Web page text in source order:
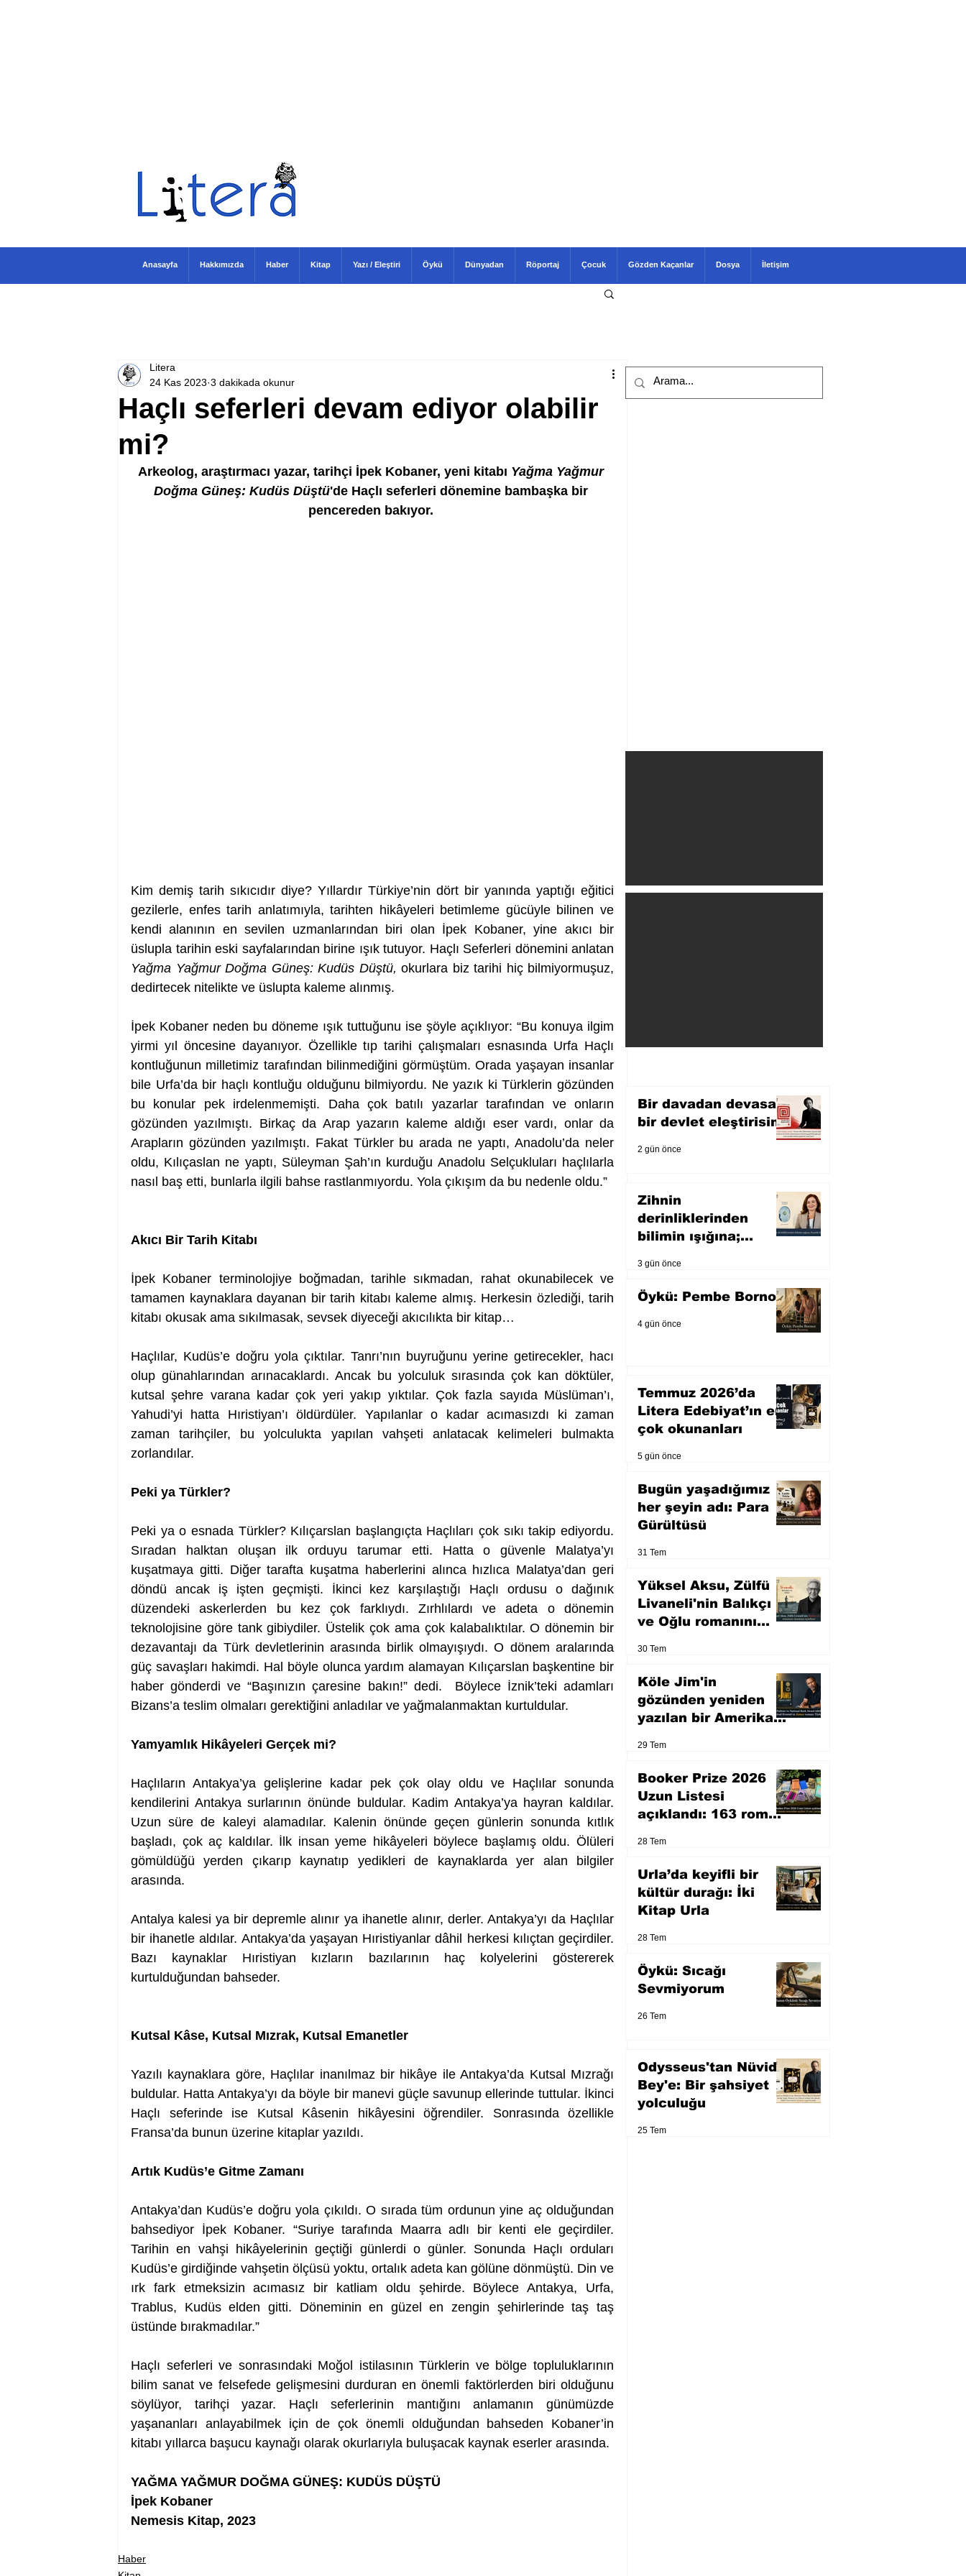
Haçlı seferleri devam ediyor olabilir
mi?
Litera
24 Kas 2023 3 dakikada okunur
Arkeolog, araştırmacı yazar, tarihçi İpek Kobaner, yeni kitabı Yağma Yağmur
Doğma Güneş: Kudüs Düştü'de Haçlı seferleri dönemine bambaşka bir
pencereden bakıyor.
Kim demiş tarih sıkıcıdır diye? Yıllardır Türkiye’nin dört bir yanında yaptığı eğitici
gezilerle, enfes tarih anlatımıyla, tarihten hikâyeleri betimleme gücüyle bilinen ve
kendi alanının en sevilen uzmanlarından biri olan İpek Kobaner, yine akıcı bir
Yağma Yağmur Doğma Güneş: Kudüs Düştü, okurlara biz tarihi hiç bilmiyormuşuz,
dedirtecek nitelikte ve üslupta kaleme alınmış.
İpek Kobaner neden bu döneme ışık tuttuğunu ise şöyle açıklıyor: “Bu konuya ilgim
yirmi yıl öncesine dayanıyor. Özellikle tıp tarihi çalışmaları esnasında Urfa Haçlı
kontluğunun milletimiz tarafından bilinmediğini görmüştüm. Orada yaşayan insanlar
bile Urfa’da bir haçlı kontluğu olduğunu bilmiyordu. Ne yazık ki Türklerin gözünden
bu konular pek irdelenmemişti. Daha çok batılı yazarlar tarafından ve onların
gözünden yazılmıştı. Birkaç da Arap yazarın kaleme aldığı eser vardı, onlar da
Arapların gözünden yazılmıştı. Fakat Türkler bu arada ne yaptı, Anadolu’da neler
oldu, Kılıçaslan ne yaptı, Süleyman Şah’ın kurduğu Anadolu Selçukluları haçlılarla
Akıcı Bir Tarih Kitabı
İpek Kobaner terminolojiye boğmadan, tarihle sıkmadan, rahat okunabilecek ve
tamamen kaynaklara dayanan bir tarih kitabı kaleme almış. Herkesin özlediği, tarih
kitabı okusak ama sıkılmasak, sevsek diyeceği akıcılıkta bir kitap…
Haçlılar, Kudüs’e doğru yola çıktılar. Tanrı’nın buyruğunu yerine getirecekler, hacı
olup günahlarından arınacaklardı. Ancak bu yolculuk sırasında çok kan döktüler,
kutsal şehre varana kadar çok yeri yakıp yıktılar. Çok fazla sayıda Müslüman’ı,
Yahudi’yi hatta Hıristiyan’ı öldürdüler. Yapılanlar o kadar acımasızdı ki zaman
zaman tarihçiler, bu yolculukta yapılan vahşeti anlatacak kelimeleri bulmakta
zorlandılar.
Peki ya Türkler?
Peki ya o esnada Türkler? Kılıçarslan başlangıçta Haçlıları çok sıkı takip ediyordu.
Sıradan halktan oluşan ilk orduyu tarumar etti. Hatta o güvenle Malatya’yı
kuşatmaya gitti. Diğer tarafta kuşatma haberlerini alınca hızlıca Malatya’dan geri
döndü ancak iş işten geçmişti. İkinci kez karşılaştığı Haçlı ordusu o dağınık
düzendeki askerlerden bu kez çok farklıydı. Zırhlılardı ve adeta o dönemin
teknolojisine göre tank gibiydiler. Üstelik çok ama çok kalabalıktılar. O dönemin bir
dezavantajı da Türk devletlerinin arasında birlik olmayışıydı. O dönem aralarında
güç savaşları hakimdi. Hal böyle olunca yardım alamayan Kılıçarslan başkentine bir
haber gönderdi ve “Başınızın çaresine bakın!” dedi.  Böylece İznik’teki adamları
Bizans’a teslim olmaları gerektiğini anladılar ve yağmalanmaktan kurtuldular.
Yamyamlık Hikâyeleri Gerçek mi?
Haçlıların Antakya’ya gelişlerine kadar pek çok olay oldu ve Haçlılar sonunda
kendilerini Antakya surlarının önünde buldular. Kadim Antakya’ya hayran kaldılar.
Uzun süre de kaleyi alamadılar. Kalenin önünde geçen günlerin sonunda kıtlık
başladı, çok aç kaldılar. İlk insan yeme hikâyeleri böylece başlamış oldu. Ölüleri
gömüldüğü yerden çıkarıp kaynatıp yedikleri de kaynaklarda yer alan bilgiler
arasında.
Antalya kalesi ya bir depremle alınır ya ihanetle alınır, derler. Antakya’yı da Haçlılar
bir ihanetle aldılar. Antakya’da yaşayan Hıristiyanlar dâhil herkesi kılıçtan geçirdiler.
Bazı kaynaklar Hıristiyan kızların bazılarının haç kolyelerini göstererek
kurtulduğundan bahseder.
Kutsal Kâse, Kutsal Mızrak, Kutsal Emanetler
Yazılı kaynaklara göre, Haçlılar inanılmaz bir hikâye ile Antakya’da Kutsal Mızrağı
buldular. Hatta Antakya’yı da böyle bir manevi güçle savunup ellerinde tuttular. İkinci
Haçlı seferinde ise Kutsal Kâsenin hikâyesini öğrendiler. Sonrasında özellikle
Fransa’da bunun üzerine kitaplar yazıldı.
Artık Kudüs’e Gitme Zamanı
Antakya’dan Kudüs’e doğru yola çıkıldı. O sırada tüm ordunun yine aç olduğundan
bahsediyor İpek Kobaner. “Suriye tarafında Maarra adlı bir kenti ele geçirdiler.
Tarihin en vahşi hikâyelerinin geçtiği günlerdi o günler. Sonunda Haçlı orduları
Kudüs’e girdiğinde vahşetin ölçüsü yoktu, ortalık adeta kan gölüne dönmüştü. Din ve
ırk fark etmeksizin acımasız bir katliam oldu şehirde. Böylece Antakya, Urfa,
Trablus, Kudüs elden gitti. Döneminin en güzel en zengin şehirlerinde taş taş
üstünde bırakmadılar.”
Haçlı seferleri ve sonrasındaki Moğol istilasının Türklerin ve bölge topluluklarının
bilim sanat ve felsefede gelişmesini durduran en önemli faktörlerden biri olduğunu
söylüyor, tarihçi yazar. Haçlı seferlerinin mantığını anlamanın günümüzde
yaşananları anlayabilmek için de çok önemli olduğundan bahseden Kobaner’in
kitabı yıllarca başucu kaynağı olarak okurlarıyla buluşacak kaynak eserler arasında.
YAĞMA YAĞMUR DOĞMA GÜNEŞ: KUDÜS DÜŞTÜ
İpek Kobaner
Nemesis Kitap, 2023
Haber
Bir davadan devasa
bir devlet eleştirisine
2 gün önce
Zihnin
derinliklerinden
bilimin ışığına;
3 gün önce
Öykü: Pembe Bornoz
4 gün önce
Temmuz 2026’da
Litera Edebiyat’ın en
çok okunanları
5 gün önce
Bugün yaşadığımız
her şeyin adı: Para
Gürültüsü
31 Tem
Yüksel Aksu, Zülfü
Livaneli'nin Balıkçı
ve Oğlu romanını
30 Tem
Köle Jim'in
gözünden yeniden
yazılan bir Amerikan
29 Tem
Booker Prize 2026
Uzun Listesi
açıklandı: 163 roman
28 Tem
Urla’da keyifli bir
kültür durağı: İki
Kitap Urla
28 Tem
Öykü: Sıcağı
Sevmiyorum
26 Tem
Odysseus'tan Nüvid
Bey'e: Bir şahsiyet
yolculuğu
25 Tem
Anasayfa Hakkımızda Haber Kitap Yazı / Eleştiri Öykü Dünyadan Röportaj Çocuk Gözden Kaçanlar Dosya İletişim